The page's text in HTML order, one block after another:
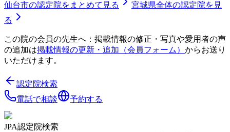
仙台市の認定院をまとめて見る 宮城県全体の認定院を見
る
この院の会員の先生へ：掲載情報の修正・写真や愛用者の声
の追加は掲載情報の更新・追加（会員フォーム） からお送り
いただけます。
認定院検索
電話で相談
予約する
JPA認定院検索